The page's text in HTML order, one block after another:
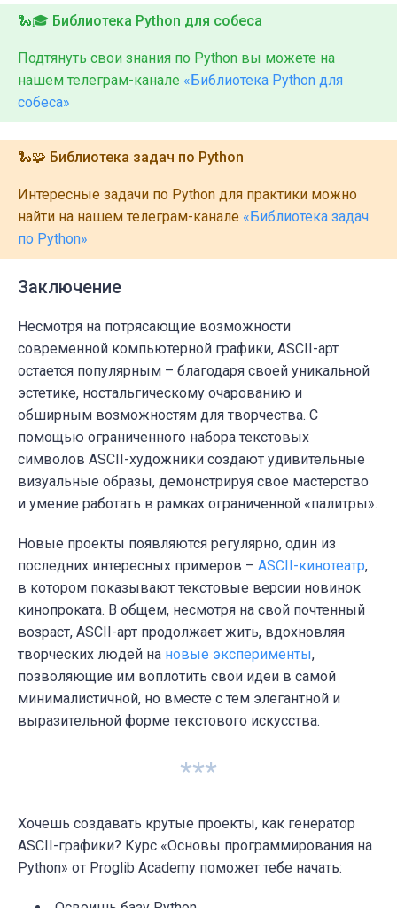
🐍🎓 Библиотека Python для собеса
Подтянуть свои знания по Python вы можете на
нашем телеграм-канале «Библиотека Python для
собеса»
🐍🧩 Библиотека задач по Python
Интересные задачи по Python для практики можно
найти на нашем телеграм-канале «Библиотека задач
по Python»
Заключение
Несмотря на потрясающие возможности
современной компьютерной графики, ASCII-арт
остается популярным – благодаря своей уникальной
эстетике, ностальгическому очарованию и
обширным возможностям для творчества. С
помощью ограниченного набора текстовых
символов ASCII-художники создают удивительные
визуальные образы, демонстрируя свое мастерство
и умение работать в рамках ограниченной «палитры».
Новые проекты появляются регулярно, один из
последних интересных примеров – ASCII-кинотеатр,
в котором показывают текстовые версии новинок
кинопроката. В общем, несмотря на свой почтенный
возраст, ASCII-арт продолжает жить, вдохновляя
творческих людей на новые эксперименты,
позволяющие им воплотить свои идеи в самой
минималистичной, но вместе с тем элегантной и
выразительной форме текстового искусства.
***
Хочешь создавать крутые проекты, как генератор
ASCII-графики? Курс «Основы программирования на
Python» от Proglib Academy поможет тебе начать: